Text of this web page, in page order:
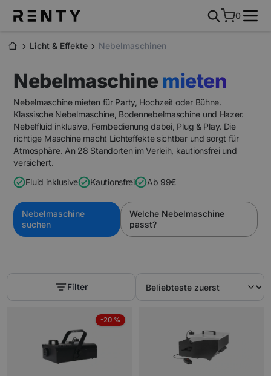
0
Licht & Effekte Nebelmaschinen
Nebelmaschine mieten
Nebelmaschine mieten für Party, Hochzeit oder Bühne.
Klassische Nebelmaschine, Bodennebelmaschine und Hazer.
Nebelfluid inklusive, Fernbedienung dabei, Plug & Play. Die
richtige Maschine macht Lichteffekte sichtbar und sorgt für
Atmosphäre. An 28 Standorten im Verleih, kautionsfrei und
versichert.
Fluid inklusive
Kautionsfrei Ab 99€
Nebelmaschine
suchen
Welche Nebelmaschine
passt?
Filter
-20 %